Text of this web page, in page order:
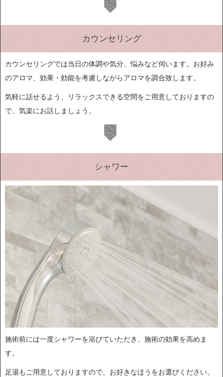
カウンセリング
カウンセリングでは当日の体調や気分、悩みなど伺います。お好み
のアロマ、効果・効能を考慮しながらアロマを調合致します。
気軽に話せるよう、リラックスできる空間をご用意しておりますの
で、気楽にお話しましょう。
シャワー
施術前には一度シャワーを浴びていただき、施術の効果を高めま
す。
足湯もご用意しておりますので、お好きなほうをお選びください。